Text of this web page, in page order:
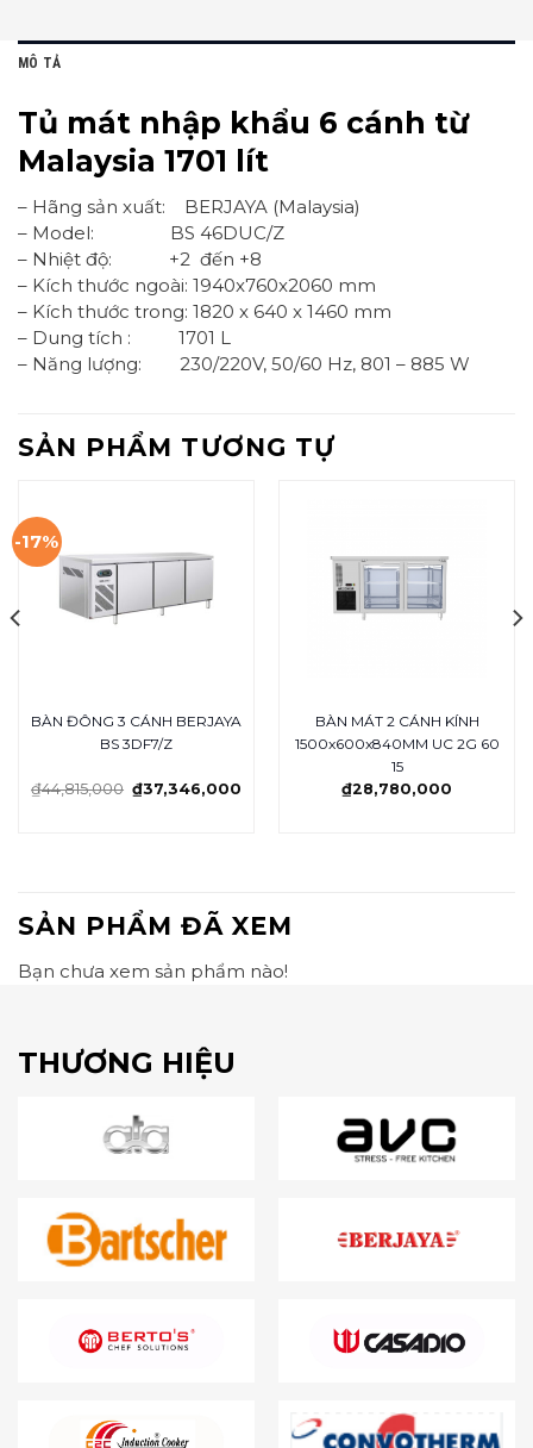
MÔ TẢ
Tủ mát nhập khẩu 6 cánh từ
Malaysia 1701 lít
– Hãng sản xuất: BERJAYA (Malaysia)
– Model: BS 46DUC/Z
– Nhiệt độ: +2 đến +8
– Kích thước ngoài: 1940x760x2060 mm
– Kích thước trong: 1820 x 640 x 1460 mm
– Dung tích : 1701 L
– Năng lượng: 230/220V, 50/60 Hz, 801 – 885 W
SẢN PHẨM TƯƠNG TỰ
-17%
BÀN ĐÔNG 3 CÁNH BERJAYA
BS 3DF7/Z
₫44,815,000 ₫37,346,000
BÀN MÁT 2 CÁNH KÍNH
1500x600x840MM UC 2G 60
15
₫28,780,000
SẢN PHẨM ĐÃ XEM
Bạn chưa xem sản phẩm nào!
THƯƠNG HIỆU